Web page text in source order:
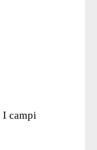
I campi